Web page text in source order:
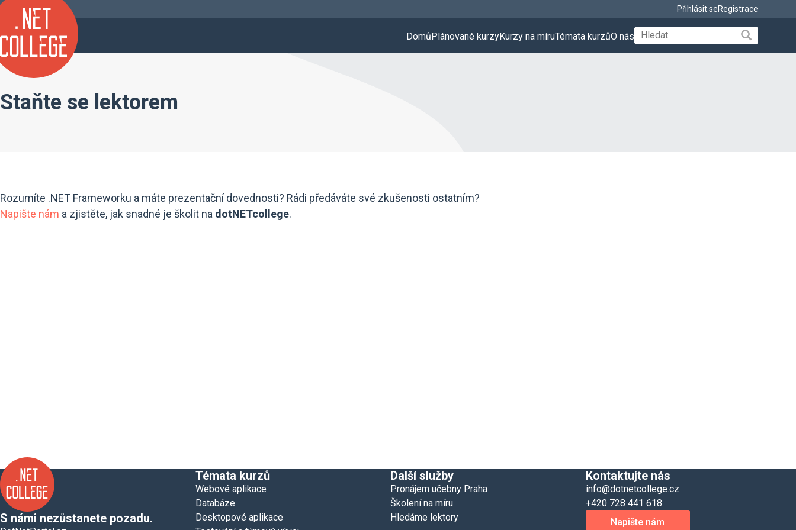
Přihlásit seRegistrace
DomůPlánované kurzyKurzy na míruTémata kurzůO nás
Staňte se lektorem
Rozumíte .NET Frameworku a máte prezentační dovednosti? Rádi předáváte své zkušenosti ostatním?
Napište nám a zjistěte, jak snadné je školit na dotNETcollege.
S námi nezůstanete pozadu.
Témata kurzů
Webové aplikace
Databáze
Desktopové aplikace
Další služby
Pronájem učebny Praha
Školení na míru
Hledáme lektory
Kontaktujte nás
info@dotnetcollege.cz
+420 728 441 618
Napište nám